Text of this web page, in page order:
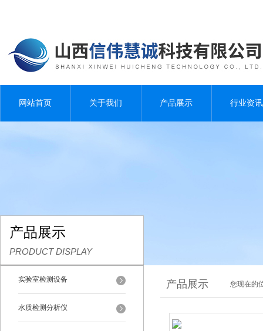
网站首页 关于我们 产品展示 行业资讯
产品展示
PRODUCT DISPLAY
实验室检测设备
水质检测分析仪
产品展示 您现在的